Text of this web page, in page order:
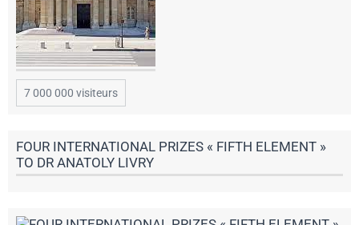
7 000 000 visiteurs
FOUR INTERNATIONAL PRIZES « FIFTH ELEMENT »
TO DR ANATOLY LIVRY